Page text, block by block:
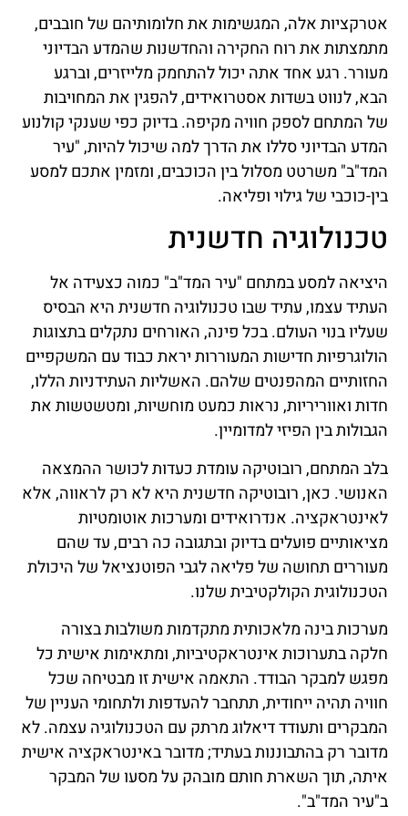
אטרקציות אלה, המגשימות את חלומותיהם של חובבים,
מתמצתות את רוח החקירה והחדשנות שהמדע הבדיוני
מעורר. רגע אחד אתה יכול להתחמק מלייזרים, וברגע
הבא, לנווט בשדות אסטרואידים, להפגין את המחויבות
של המתחם לספק חוויה מקיפה. בדיוק כפי שענקי קולנוע
המדע הבדיוני סללו את הדרך למה שיכול להיות, "עיר
המד"ב" משרטט מסלול בין הכוכבים, ומזמין אתכם למסע
בין-כוכבי של גילוי ופליאה.
טכנולוגיה חדשנית
היציאה למסע במתחם "עיר המד"ב" כמוה כצעידה אל
העתיד עצמו, עתיד שבו טכנולוגיה חדשנית היא הבסיס
שעליו בנוי העולם. בכל פינה, האורחים נתקלים בתצוגות
הולוגרפיות חדישות המעוררות יראת כבוד עם המשקפיים
החזותיים המהפנטים שלהם. האשליות העתידניות הללו,
חדות ואווריריות, נראות כמעט מוחשיות, ומטשטשות את
הגבולות בין הפיזי למדומיין.
בלב המתחם, רובוטיקה עומדת כעדות לכושר ההמצאה
האנושי. כאן, רובוטיקה חדשנית היא לא רק לראווה, אלא
לאינטראקציה. אנדרואידים ומערכות אוטומטיות
מציאותיים פועלים בדיוק ובתגובה כה רבים, עד שהם
מעוררים תחושה של פליאה לגבי הפוטנציאל של היכולת
הטכנולוגית הקולקטיבית שלנו.
מערכות בינה מלאכותית מתקדמות משולבות בצורה
חלקה בתערוכות אינטראקטיביות, ומתאימות אישית כל
מפגש למבקר הבודד. התאמה אישית זו מבטיחה שכל
חוויה תהיה ייחודית, תתחבר להעדפות ולתחומי העניין של
המבקרים ותעודד דיאלוג מרתק עם הטכנולוגיה עצמה. לא
מדובר רק בהתבוננות בעתיד; מדובר באינטראקציה אישית
איתה, תוך השארת חותם מובהק על מסעו של המבקר
ב"עיר המד"ב".